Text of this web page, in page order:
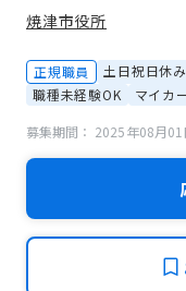
焼津市役所
正規職員 土日祝日休み
職種未経験OK
マイカ
募集期間： 2025年08月